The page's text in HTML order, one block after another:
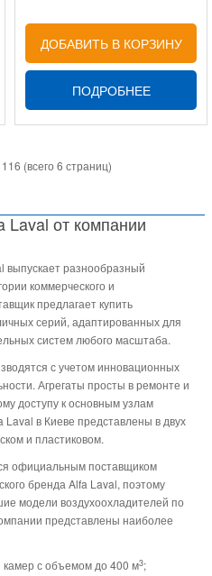
ДОБАВИТЬ В КОРЗИНУ
ПОДРОБНЕЕ
(всего 6 страниц)
Laval от компании
выпускает разнообразный
коммерческого и
предлагает купить
серий, адаптированных для
систем любого масштаба.
с учетом инновационных
Агрегаты просты в ремонте и
доступу к основным узлам
Laval в Киеве представлены в двух
и пластиковом.
официальным поставщиком
бренда Alfa Laval, поэтому
модели воздухоохладителей по
представлены наиболее
с объемом до 400 м3;